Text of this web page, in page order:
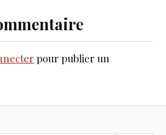
pour publier un